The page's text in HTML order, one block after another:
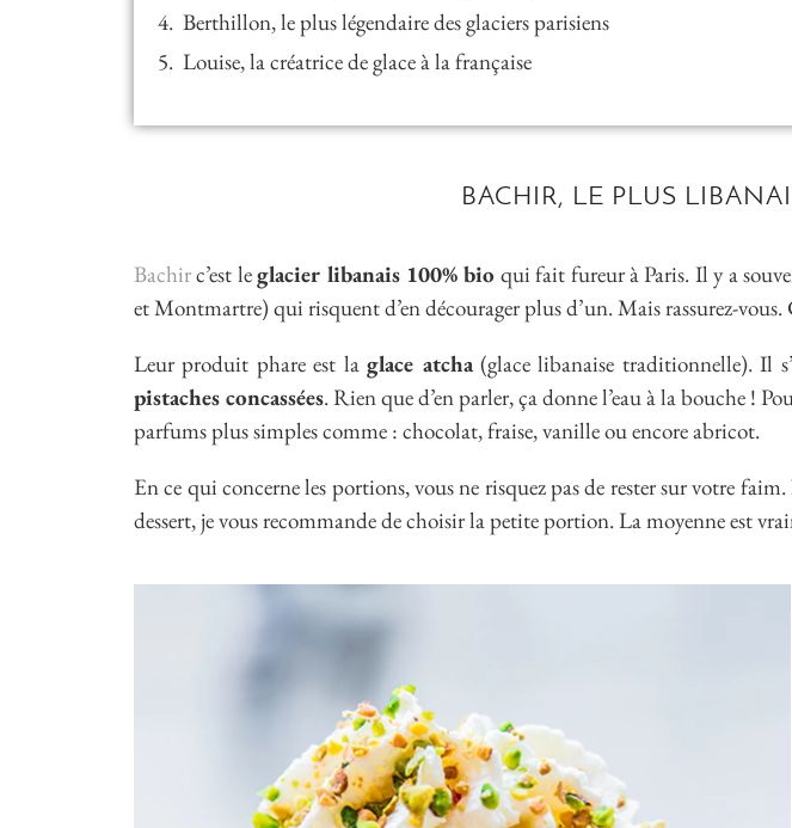
Berthillon, le plus légendaire des glaciers parisiens
Louise, la créatrice de glace à la française
BACHIR, LE PLUS
Bachirc’est leglacier libanais 100% bio qui fait fureur à Paris. Il y a
et Montmartre) qui risquent d’en décourager plus d’un. Mais rassurez-vous.
Leur produit phare est laglace atcha(glace libanaise traditionnelle). Il
pistaches concassées. Rien que d’en parler, ça donne l’eau à la bouche !
parfums plus simples comme : chocolat, fraise, vanille ou encore abricot.
En ce qui concerne les portions, vous ne risquez pas de rester sur votre faim.
dessert, je vous recommande de choisir la petite portion. La moyenne est